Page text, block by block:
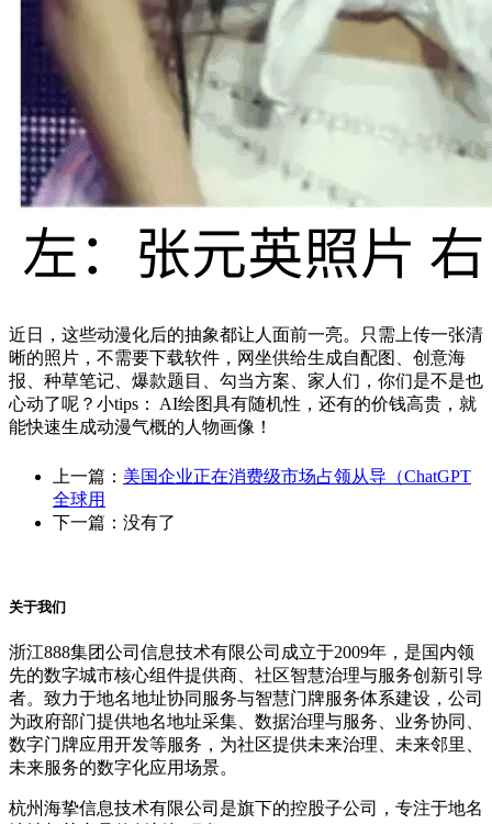
近日，这些动漫化后的抽象都让人面前一亮。只需上传一张清
晰的照片，不需要下载软件，网坐供给生成自配图、创意海
报、种草笔记、爆款题目、勾当方案、家人们，你们是不是也
心动了呢？小tips： AI绘图具有随机性，还有的价钱高贵，就
能快速生成动漫气概的人物画像！
上一篇： 美国企业正在消费级市场占领从导（ChatGPT
全球用
下一篇：没有了
关于我们
浙江888集团公司信息技术有限公司成立于2009年，是国内领
先的数字城市核心组件提供商、社区智慧治理与服务创新引导
者。致力于地名地址协同服务与智慧门牌服务体系建设，公司
为政府部门提供地名地址采集、数据治理与服务、业务协同、
数字门牌应用开发等服务，为社区提供未来治理、未来邻里、
未来服务的数字化应用场景。
杭州海挚信息技术有限公司是旗下的控股子公司，专注于地名